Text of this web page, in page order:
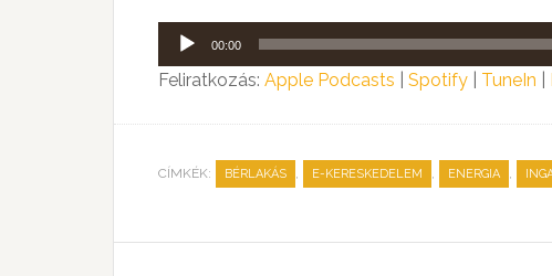
Audió
lejátszó
00:00
Feliratkozás: Apple Podcasts Spotify TuneIn
CÍMKÉK: BÉRLAKÁS , E-KERESKEDELEM , ENERGIA ,